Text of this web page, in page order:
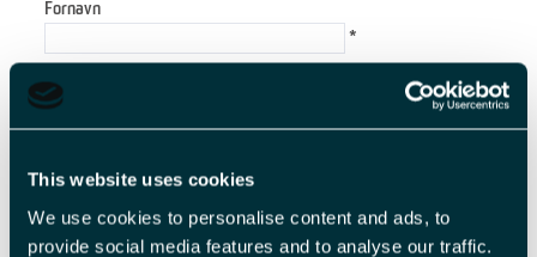
This website uses cookies
We use cookies to personalise content and ads, to
provide social media features and to analyse our traffic.
Fornavn
*
Etternavn
Forespørsel